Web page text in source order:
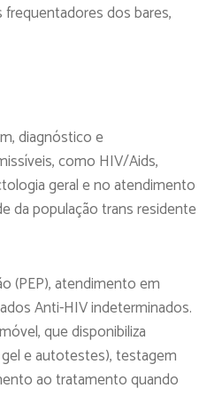
dos bares,
diagnóstico e
como HIV/Aids,
geral e no atendimento
da população trans residente
(PEP), atendimento em
Anti-HIV indeterminados.
que disponibiliza
e autotestes), testagem
ao tratamento quando